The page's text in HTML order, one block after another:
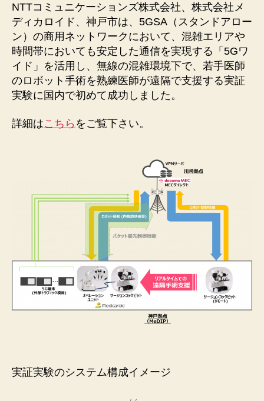
NTTコミュニケーションズ株式会社、株式会社メ
ディカロイド、神戸市は、5GSA（スタンドアロー
ン）の商用ネットワークにおいて、混雑エリアや
時間帯においても安定した通信を実現する「5Gワ
イド」を活用し、無線の混雑環境下で、若手医師
のロボット手術を熟練医師が遠隔で支援する実証
実験に国内で初めて成功しました。
詳細はこちら をご覧下さい。
実証実験のシステム構成イメージ